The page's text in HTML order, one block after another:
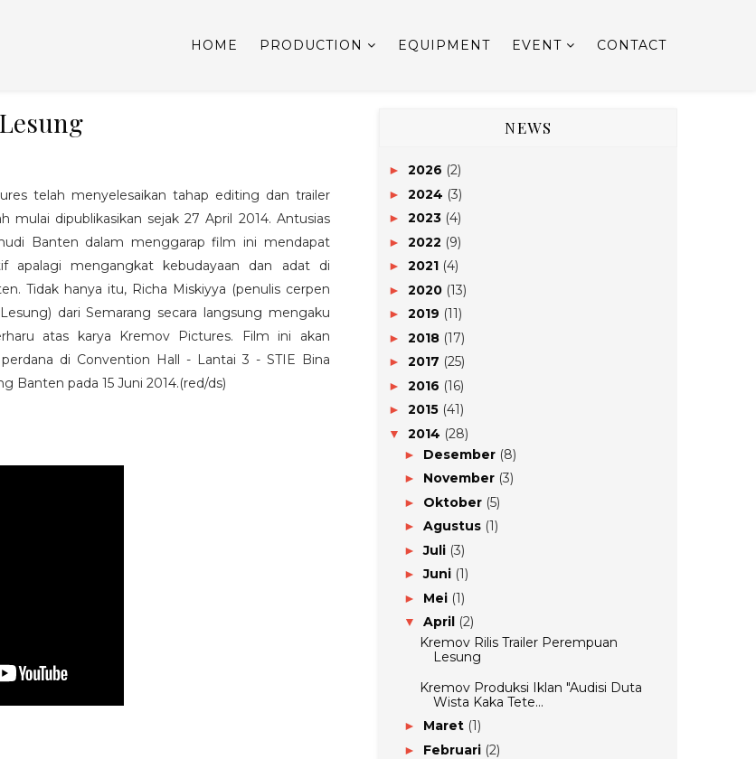
HOME PRODUCTION EQUIPMENT EVENT CONTACT
telah menyelesaikan tahap editing dan trailer
mulai dipublikasikan sejak 27 April 2014. Antusias
Banten dalam menggarap film ini mendapat
apalagi mengangkat kebudayaan dan adat di
Tidak hanya itu, Richa Miskiyya (penulis cerpen
dari Semarang secara langsung mengaku
atas karya Kremov Pictures. Film ini akan
di Convention Hall - Lantai 3 - STIE Bina
Banten pada 15 Juni 2014.(red/ds)
NEWS
► 2026 (2)
► 2024 (3)
► 2023 (4)
► 2022 (9)
► 2021 (4)
► 2020 (13)
► 2019 (11)
► 2018 (17)
► 2017 (25)
► 2016 (16)
► 2015 (41)
▼ 2014 (28)
► Desember (8)
► November (3)
► Oktober (5)
► Agustus (1)
►Juli (3)
►Juni (1)
► Mei (1)
▼ April (2)
Kremov Rilis Trailer Perempuan
Lesung
Kremov Produksi Iklan "Audisi Duta
Wista Kaka Tete...
► Maret (1)
► Februari (2)